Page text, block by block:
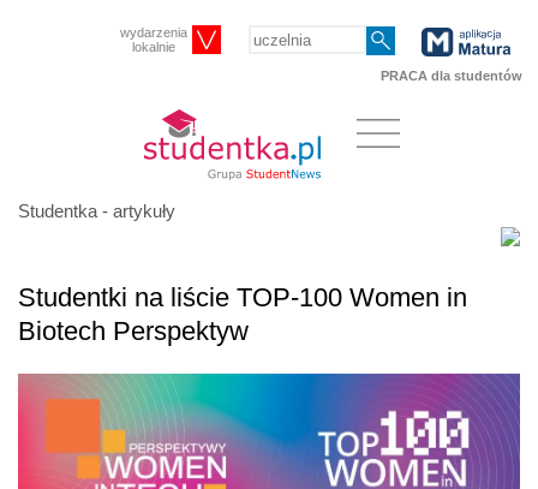
wydarzenia
lokalnie
PRACA dla studentów
Studentka - artykuły
Studentki na liście TOP-100 Women in
Biotech Perspektyw